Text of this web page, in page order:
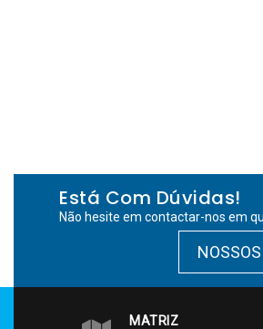
Está Com Dúvidas!
Não hesite em contactar-nos em
MATRIZ